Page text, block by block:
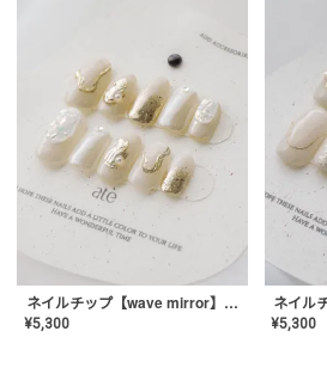
ネイルチップ【wave mirror】AE-CONA-04
¥5,300 ¥5,300